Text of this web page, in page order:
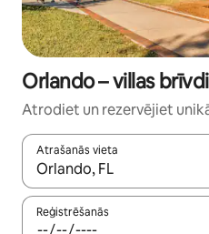
Orlando – villas
Atrodiet un rezervējiet
Atrašanās vieta
Kad rezultāti kļūs pieejami,
Reģistrēšanās